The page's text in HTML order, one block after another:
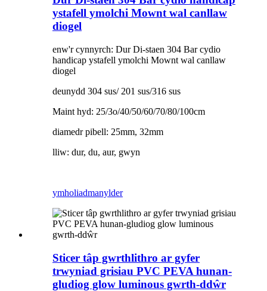
ystafell ymolchi Mownt wal canllaw
diogel
enw'r cynnyrch: Dur Di-staen 304 Bar cydio
handicap ystafell ymolchi Mownt wal canllaw
diogel
deunydd 304 sus/ 201 sus/316 sus
Maint hyd: 25/3o/40/50/60/70/80/100cm
diamedr pibell: 25mm, 32mm
lliw: dur, du, aur, gwyn
ymholiadmanylder
Sticer tâp gwrthlithro ar gyfer
trwyniad grisiau PVC PEVA hunan-
gludiog glow luminous gwrth-ddŵr